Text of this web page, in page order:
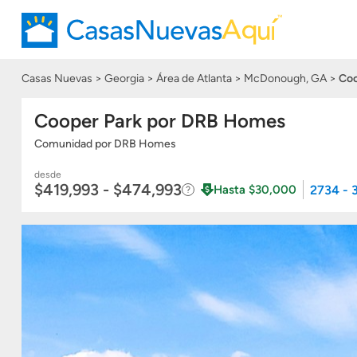
Casas Nuevas Georgia Área de Atlanta McDonough, GA
Cooper Park por DRB Homes
Comunidad por DRB Homes
desde
$419,993 - $474,993 Hasta $30,000 2734 -